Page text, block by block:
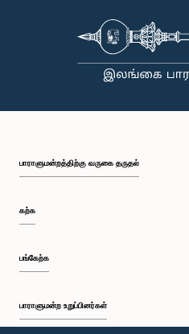
பாராளுமன்றத்திற்கு வருகை தருதல்
கற்க
பங்கேற்க
பாராளுமன்ற உறுப்பினர்கள்